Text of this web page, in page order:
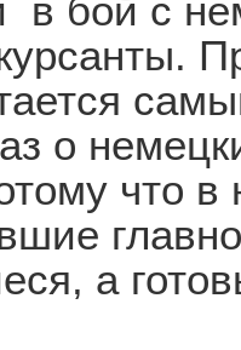
в бой с
о
что
а